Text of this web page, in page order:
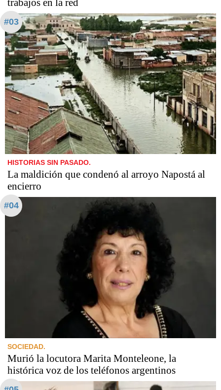
#03
HISTORIAS SIN PASADO.
La maldición que condenó al arroyo Napostá al
encierro
#04
SOCIEDAD.
Murió la locutora Marita Monteleone, la
histórica voz de los teléfonos argentinos